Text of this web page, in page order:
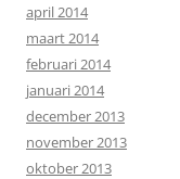
april 2014
maart 2014
februari 2014
januari 2014
december 2013
november 2013
oktober 2013